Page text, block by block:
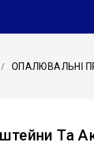
ОПАЛЮВАЛЬНІ
Та